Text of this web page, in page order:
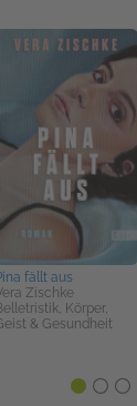
fällt aus
Zischke
Körper,
& Gesundheit